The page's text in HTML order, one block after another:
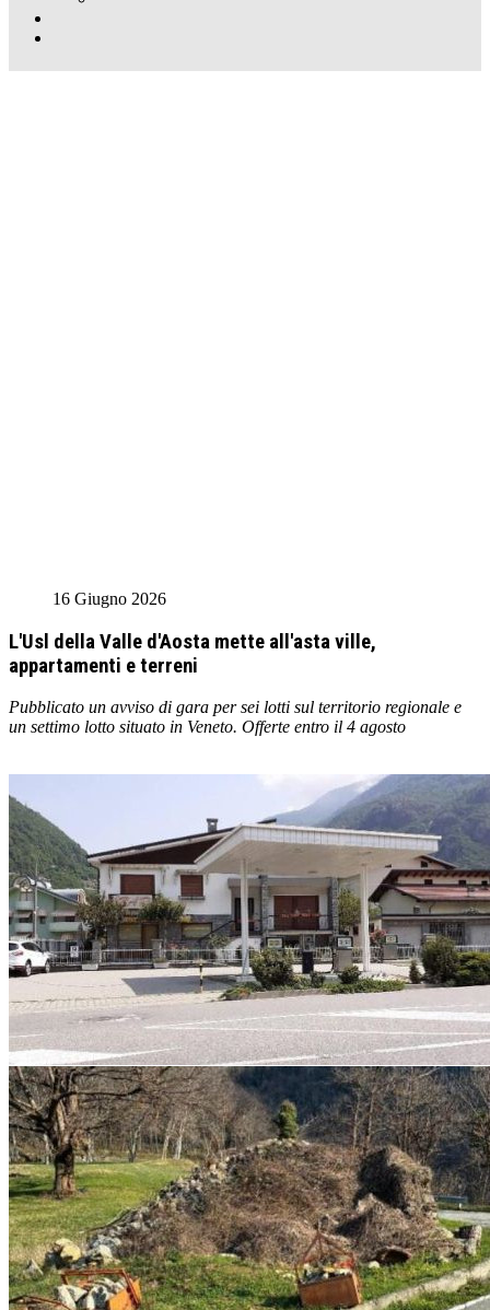
16 Giugno 2026
L'Usl della Valle d'Aosta mette all'asta ville,
appartamenti e terreni
Pubblicato un avviso di gara per sei lotti sul territorio regionale e
un settimo lotto situato in Veneto. Offerte entro il 4 agosto